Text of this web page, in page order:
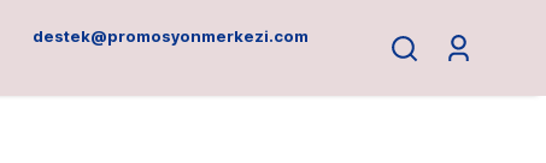
destek@promosyonmerkezi.com